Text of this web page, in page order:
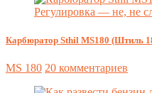
Карбюратор Sthil MS180 (Штиль
MS 180 20 комментариев